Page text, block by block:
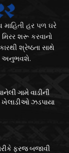
હર પળ ઘરે
શરૂ કરવાનો
શ્રેષ્ઠતા સાથે
અનુભવશે.
ગામે વાડીની
ખેલાડીઓ ઝડપાયા
ફરજ બજાવી